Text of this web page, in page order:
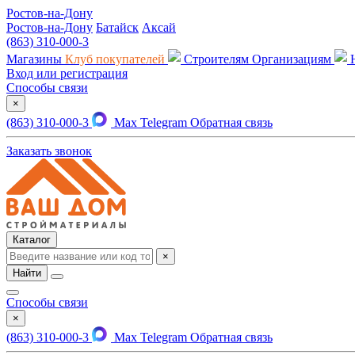
Ростов-на-Дону
Ростов-на-Дону Батайск Аксай
(863) 310-000-3
Магазины Клуб покупателей Строителям Организациям
Вход или регистрация
Способы связи
×
(863) 310-000-3 Max Telegram Обратная связь
Заказать звонок
Каталог
×
Найти
Способы связи
×
(863) 310-000-3 Max Telegram Обратная связь